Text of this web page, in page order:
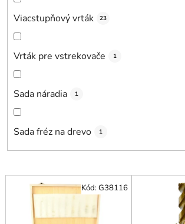
Viacstupňový vrták 23
Vrták pre vstrekovače 1
Sada náradia 1
Sada fréz na drevo 1
V Kód:G38116